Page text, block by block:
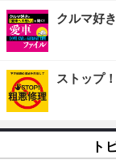
クルマ好
ストップ
ト